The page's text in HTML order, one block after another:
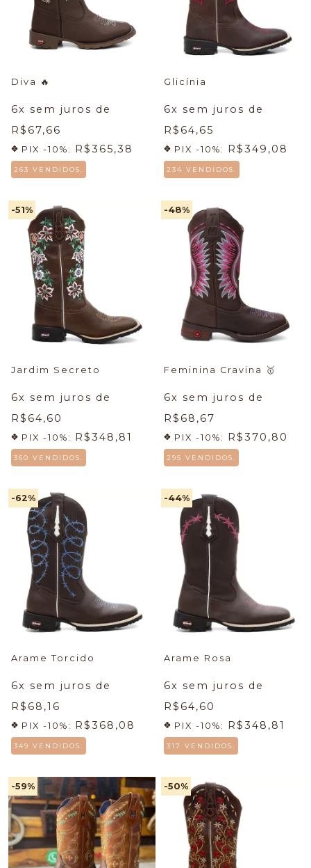
Diva 🔥
6x sem juros de
R$67,66
PIX -10%: R$365,38
263 VENDIDOS.
Glicínia
6x sem juros de
R$64,65
PIX -10%: R$349,08
234 VENDIDOS.
-51%
Jardim Secreto
6x sem juros de
R$64,60
PIX -10%: R$348,81
360 VENDIDOS.
-48%
Feminina Cravina 🥇
6x sem juros de
R$68,67
PIX -10%: R$370,80
295 VENDIDOS.
-62%
Arame Torcido
6x sem juros de
R$68,16
PIX -10%: R$368,08
349 VENDIDOS.
-44%
Arame Rosa
6x sem juros de
R$64,60
PIX -10%: R$348,81
317 VENDIDOS.
-59% -50%